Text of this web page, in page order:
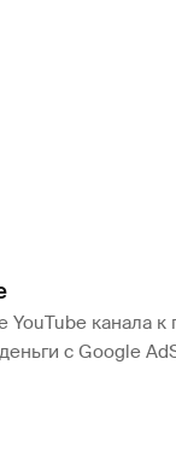
YouTube канала
с Google